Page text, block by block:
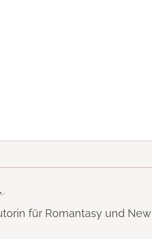
für Romantasy und New